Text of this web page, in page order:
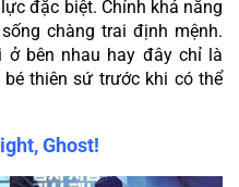
đặc biệt. Chính khả năng
chàng trai định mệnh.
ở bên nhau hay đây chỉ là
thiên sứ trước khi có thể
Ghost!